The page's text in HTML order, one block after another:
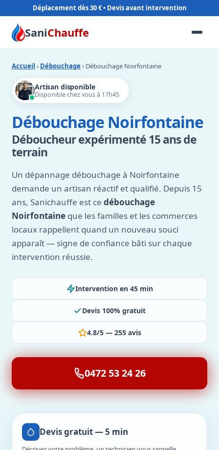
Déplacement dès 30 €
SaniChauffe
Accueil › Débouchage › Débouchage Noirfontaine
Artisan disponible
Disponible chez vous à 17h45
Débouchage Noirfontaine
Déboucheur expérimenté 15 ans de
terrain
Un dépannage débouchage à Noirfontaine
demande un artisan réactif et qualifié. Depuis 15
ans, Sanichauffe est ce débouchage
Noirfontaine que les familles et les commerces
locaux rappellent quand un nouveau souci
apparaît — signe de confiance bâti sur chaque
intervention réussie.
Intervention en 45 min
Devis 100% gratuit
4.8/5 — 255 avis
0472 53 24 26
Devis gratuit — 5 min